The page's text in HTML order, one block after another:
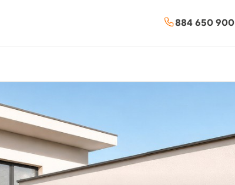
884 650 900